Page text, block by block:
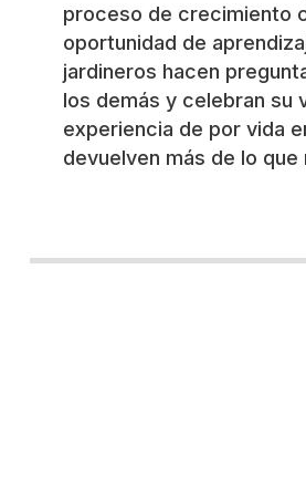
proceso de crecimiento
oportunidad de
jardineros hacen
los demás y celebran su
experiencia de por vida
devuelven más de lo que